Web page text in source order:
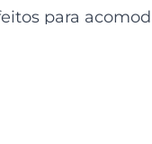
para